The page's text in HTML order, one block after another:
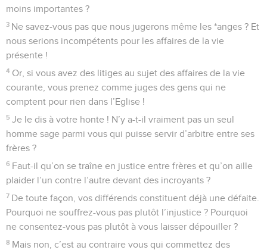
moins importantes ?
3 Ne savez-vous pas que nous jugerons même les *anges ? Et
nous serions incompétents pour les affaires de la vie
présente !
4 Or, si vous avez des litiges au sujet des affaires de la vie
courante, vous prenez comme juges des gens qui ne
comptent pour rien dans l’Eglise !
5 Je le dis à votre honte ! N’y a-t-il vraiment pas un seul
homme sage parmi vous qui puisse servir d’arbitre entre ses
frères ?
6 Faut-il qu’on se traîne en justice entre frères et qu’on aille
plaider l’un contre l’autre devant des incroyants ?
7 De toute façon, vos différends constituent déjà une défaite.
Pourquoi ne souffrez-vous pas plutôt l’injustice ? Pourquoi
ne consentez-vous pas plutôt à vous laisser dépouiller ?
8 Mais non, c’est au contraire vous qui commettez des